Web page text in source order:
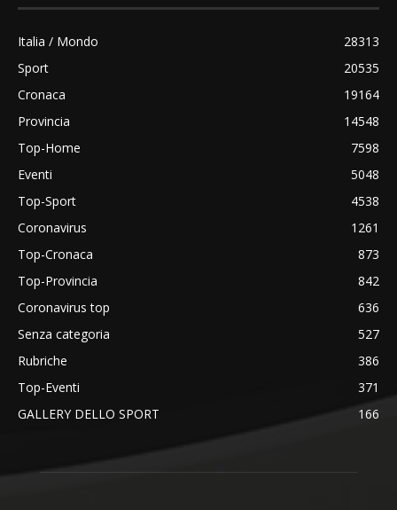
Italia / Mondo
28313
Sport
20535
Cronaca
19164
Provincia
14548
Top-Home
7598
Eventi
5048
Top-Sport
4538
Coronavirus
1261
Top-Cronaca
873
Top-Provincia
842
Coronavirus top
636
Senza categoria
527
Rubriche
386
Top-Eventi
371
GALLERY DELLO SPORT
166